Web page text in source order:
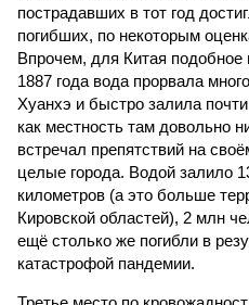
пострадавших в тот год
погибших, по некоторым
Впрочем, для Китая подобное
1887 года вода прорвала
Хуанхэ и быстро залила
как местность там довольно
встречал препятствий на
целые города. Водой залило
километров (а это больше
Кировской областей), 2 млн
ещё столько же погибли в
катастрофой пандемии.